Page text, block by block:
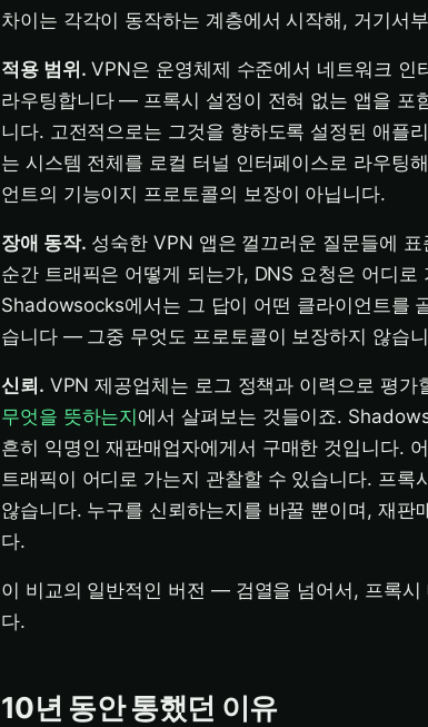
차이는 각각이 동작하는 계층에서 시작해, 거기서
적용 범위. VPN은 운영체제 수준에서 네트워크 인
라우팅합니다 — 프록시 설정이 전혀 없는 앱을 포
니다. 고전적으로는 그것을 향하도록 설정된 애플
는 시스템 전체를 로컬 터널 인터페이스로 라우팅
언트의 기능이지 프로토콜의 보장이 아닙니다.
장애 동작. 성숙한 VPN 앱은 껄끄러운 질문들에
순간 트래픽은 어떻게 되는가, DNS 요청은 어디
Shadowsocks에서는 그 답이 어떤 클라이언트를
습니다 — 그중 무엇도 프로토콜이 보장하지 않습
신뢰. VPN 제공업체는 로그 정책과 이력으로 평
무엇을 뜻하는지 에서 살펴보는 것들이죠.
흔히 익명인 재판매업자에게서 구매한 것입니다.
트래픽이 어디로 가는지 관찰할 수 있습니다. 프록
않습니다. 누구를 신뢰하는지를 바꿀 뿐이며, 재판
다.
이 비교의 일반적인 버전 — 검열을 넘어서, 프록
다.
10년 동안 통했던 이유